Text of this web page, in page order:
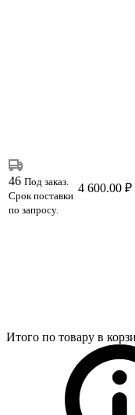
46 Под заказ.
Срок поставки
по запросу.
4 600.00 ₽
Итого по товару в